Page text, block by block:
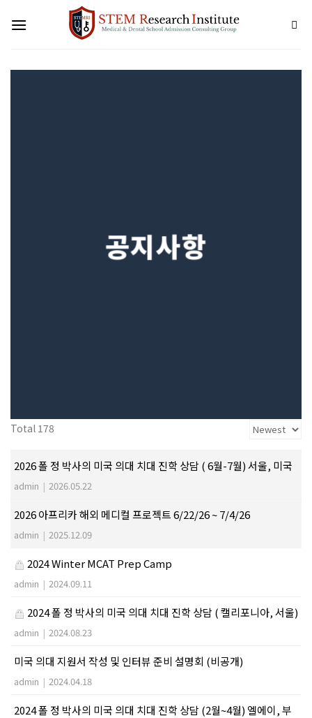
공지사항
Total 178
2026 폴 정 박사의 미국 의대 치대 진학 상담 ( 6월-7월) 서울, 미국
admin | 2026.05.22
2026 아프리카 해외 메디컬 프로젝트 6/22/26 ~ 7/4/26
admin | 2025.12.09
2024 Winter MCAT Prep Camp
admin | 2024.09.11
2024 폴 정 박사의 미국 의대 치대 진학 상담 ( 캘리포니아, 서울)
admin | 2024.08.23
미국 의대 지원서 작성 및 인터뷰 준비 설명회 (비공개)
admin | 2024.04.18
2024 폴 정 박사의 미국 의대 치대 진학 상담 (2월~4월) 엘에이, 부